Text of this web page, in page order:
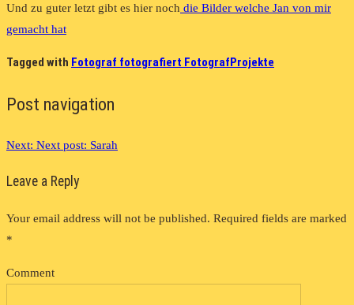
Und zu guter letzt gibt es hier noch die Bilder welche Jan von mir
gemacht hat
Tagged with Fotograf fotografiert Fotograf Projekte
Post navigation
Next: Next post: Sarah
Leave a Reply
Your email address will not be published. Required fields are marked
*
Comment